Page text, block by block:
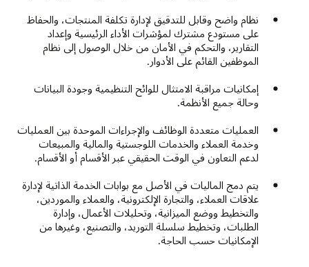
نظام واضح وقابل للتدقيق لإدارة تكلفة المنتجات، والحفاظ
على مستودع مشترك لمؤشرات الأداء الرئيسية وإعداد
التقارير، والتحكم في الأمان من خلال الوصول إلى نظام
الموظفين القائم على الأدوار.
إمكانيات مراقبة الامتثال للوائح التنظيمية وجودة البيانات
وحالة جميع الأنظمة.
العمليات متعددة الوظائف والإجراءات الموحدة بين العمليات
وخدمة العملاء والخدمات اللوجستية والمالية والمبيعات
لدعم التعاون في الوقت الحقيقي عبر الأقسام أو الأقسام.
يتم دمج الماليات في الأصل مع بوابات الخدمة الذاتية لإدارة
علاقات العملاء، والتجارة الإلكترونية، والعملاء والموردين،
والتخطيط ووضع الميزانية، وتحليلات الأعمال، وإدارة
الطلبات، وتخطيط سلسلة التوريد، والتصنيع، وغيرها من
الإمكانيات حسب الحاجة.